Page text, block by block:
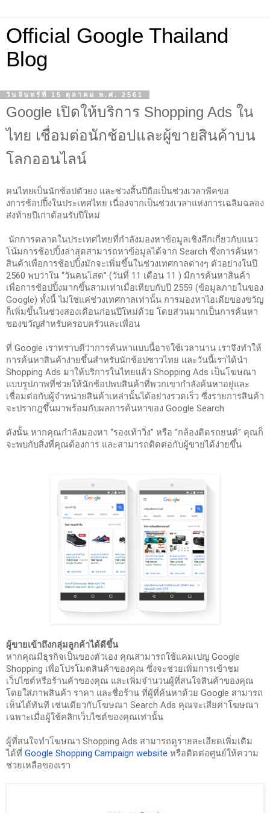
Official Google Thailand
Blog
วันจันทร์ที่ 15 ตุลาคม พ.ศ. 2561
Google เปิดให้บริการ Shopping Ads ใน
ไทย เชื่อมต่อนักช้อปและผู้ขายสินค้าบน
โลกออนไลน์
คนไทยเป็นนักช้อปตัวยง และช่วงสิ้นปีถือเป็นช่วงเวลาพีคขอ
งการช้อปปิ้งในประเทศไทย เนื่องจากเป็นช่วงเวลาแห่งการเฉลิมฉลอง
ส่งท้ายปีเก่าต้อนรับปีใหม่
นักการตลาดในประเทศไทยที่กำลังมองหาข้อมูลเชิงลึกเกี่ยวกับแนว
โน้มการช้อปปิ้งล่าสุดสามารถหาข้อมูลได้จาก Search ซึ่งการค้นหา
สินค้าเพื่อการช้อปปิ้งมักจะเพิ่มขึ้นในช่วงเทศกาลต่างๆ ตัวอย่างในปี
2560 พบว่าใน “วันคนโสด” (วันที่ 11 เดือน 11 ) มีการค้นหาสินค้า
เพื่อการช้อปปิ้งมากขึ้นสามเท่าเมื่อเทียบกับปี 2559 (ข้อมูลภายในของ
Google) ทั้งนี้ ไม่ใช่แค่ช่วงเทศกาลเท่านั้น การมองหาไอเดียของขวัญ
ก็เพิ่มขึ้นในช่วงสองเดือนก่อนปีใหม่ด้วย โดยส่วนมากเป็นการค้นหา
ของขวัญสำหรับครอบครัวและเพื่อน
ที่ Google เราทราบดีว่าการค้นหาแบบนี้อาจใช้เวลานาน เราจึงทำให้
การค้นหาสินค้าง่ายขึ้นสำหรับนักช้อปชาวไทย และวันนี้เราได้นำ
Shopping Ads มาให้บริการในไทยแล้ว Shopping Ads เป็นโฆษณา
แบบรูปภาพที่ช่วยให้นักช้อปพบสินค้าที่พวกเขากำลังค้นหาอยู่และ
เชื่อมต่อกับผู้จำหน่ายสินค้าเหล่านั้นได้อย่างรวดเร็ว ซึ่งรายการสินค้า
จะปรากฎขึ้นมาพร้อมกับผลการค้นหาของ Google Search
ดังนั้น หากคุณกำลังมองหา “รองเท้าวิ่ง” หรือ “กล้องติดรถยนต์” คุณก็
จะพบกับสิ่งที่คุณต้องการ และสามารถติดต่อกับผู้ขายได้ง่ายขึ้น
ผู้ขายเข้าถึงกลุ่มลูกค้าได้ดีขึ้น
หากคุณมีธุรกิจเป็นของตัวเอง คุณสามารถใช้แคมเปญ Google
Shopping เพื่อโปรโมตสินค้าของคุณ ซึ่งจะช่วยเพิ่มการเข้าชม
เว็บไซต์หรือร้านค้าของคุณ และเพิ่มจำนวนผู้ที่สนใจสินค้าของคุณ
โดยใส่ภาพสินค้า ราคา และชื่อร้าน ที่ผู้ที่ค้นหาด้วย Google สามารถ
เห็นได้ทันที เช่นเดียวกับโฆษณา Search Ads คุณจะเสียค่าโฆษณา
เฉพาะเมื่อผู้ใช้คลิกเว็บไซต์ของคุณเท่านั้น
ผู้ที่สนใจทำโฆษณา Shopping Ads สามารถดูรายละเอียดเพิ่มเติม
ได้ที่ Google Shopping Campaign website หรือติดต่อศูนย์ให้ความ
ช่วยเหลือของเรา